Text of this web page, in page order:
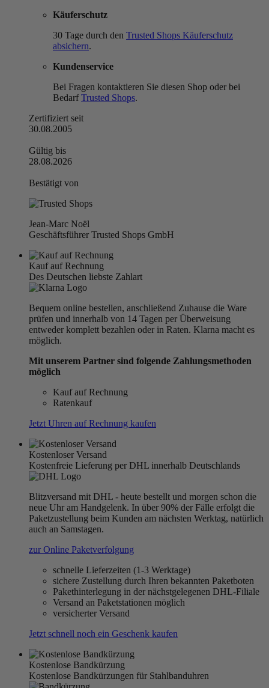
Käuferschutz
30 Tage durch den Trusted Shops Käuferschutz
absichern.
Kundenservice
Bei Fragen kontaktieren Sie diesen Shop oder bei
BedarfTrusted Shops.
Zertifiziert seit
30.08.2005
Gültig bis
28.08.2026
Bestätigt von
Jean-Marc Noël
Geschäftsführer Trusted Shops GmbH
Kauf auf Rechnung
Des Deutschen liebste Zahlart
Bequem online bestellen, anschließend Zuhause die Ware
prüfen und innerhalb von 14 Tagen per Überweisung
entweder komplett bezahlen oder in Raten. Klarna macht es
möglich.
Mit unserem Partner sind folgende Zahlungsmethoden
möglich
Kauf auf Rechnung
Ratenkauf
Jetzt Uhren auf Rechnung kaufen
Kostenloser Versand
Kostenfreie Lieferung per DHL innerhalb Deutschlands
Blitzversand mit DHL - heute bestellt und morgen schon die
neue Uhr am Handgelenk. In über 90% der Fälle erfolgt die
Paketzustellung beim Kunden am nächsten Werktag, natürlich
auch an Samstagen.
zur Online Paketverfolgung
schnelle Lieferzeiten (1-3 Werktage)
sichere Zustellung durch Ihren bekannten Paketboten
Pakethinterlegung in der nächstgelegenen DHL-Filiale
Versand an Paketstationen möglich
versicherter Versand
Jetzt schnell noch ein Geschenk kaufen
Kostenlose Bandkürzung
Kostenlose Bandkürzungen für Stahlbanduhren